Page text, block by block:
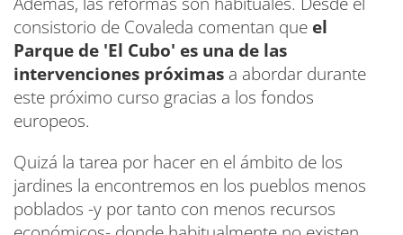
consistorio de Covaleda comentan que el
Parque de 'El Cubo' es una de las
intervenciones próximas a abordar durante
este próximo curso gracias a los fondos
europeos.
Quizá la tarea por hacer en el ámbito de los
jardines la encontremos en los pueblos menos
poblados -y por tanto con menos recursos